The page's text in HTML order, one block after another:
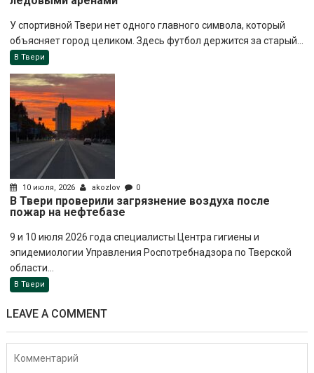
У спортивной Твери нет одного главного символа, который
объясняет город целиком. Здесь футбол держится за старый...
В Твери
10 июля, 2026 akozlov 0
В Твери проверили загрязнение воздуха после
пожар на нефтебазе
9 и 10 июля 2026 года специалисты Центра гигиены и
эпидемиологии Управления Роспотребнадзора по Тверской
области...
В Твери
LEAVE A COMMENT